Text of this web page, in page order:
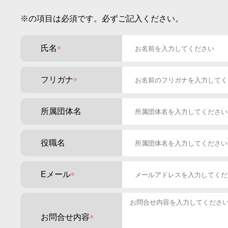
３．お客さまによる当文書の同意の任意性及び、同意い
当法人はご提供頂いた個人情報から利用目的の達成に必
【個人情報の取扱いおよび開示等に関する苦情・相談のお
秋田市卸町5-16-29 アートボックス卸町
TEL：018-874-9037（土・日・祝日を除く10:00 ～ 18:00
個人情報取扱担当係
※の項目は必須です。必ずご記入ください。
氏名
フリガナ
所属団体名
役職名
Eメール
お問合せ内容